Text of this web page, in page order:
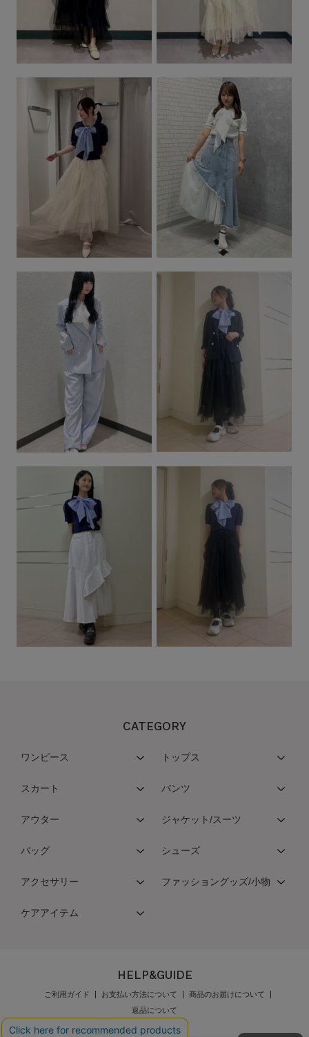
CATEGORY
ワンピース トップス
スカート パンツ
アウター ジャケット/スーツ
バッグ シューズ
アクセサリー ファッショングッズ/小物
ケアアイテム
HELP&GUIDE
ご利用ガイド お支払い方法について
商品のお届けについて
返品について